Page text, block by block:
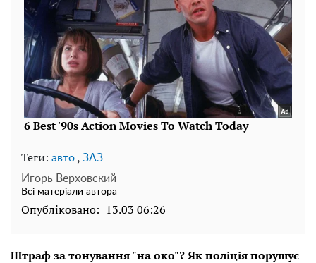
Теги: авто , ЗАЗ
Игорь Верховский
Всі матеріали автора
Опубліковано: 13.03 06:26
Штраф за тонування "на око"? Як поліція порушує